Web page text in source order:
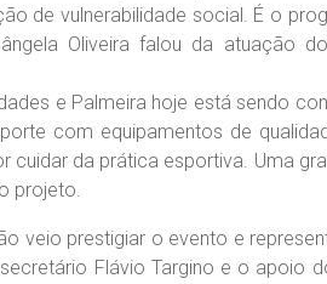
de vulnerabilidade social. É o
Oliveira falou da atuação
e Palmeira hoje está sendo
com equipamentos de
da prática esportiva. Uma
projeto.
veio prestigiar o evento e
Flávio Targino e o apoio